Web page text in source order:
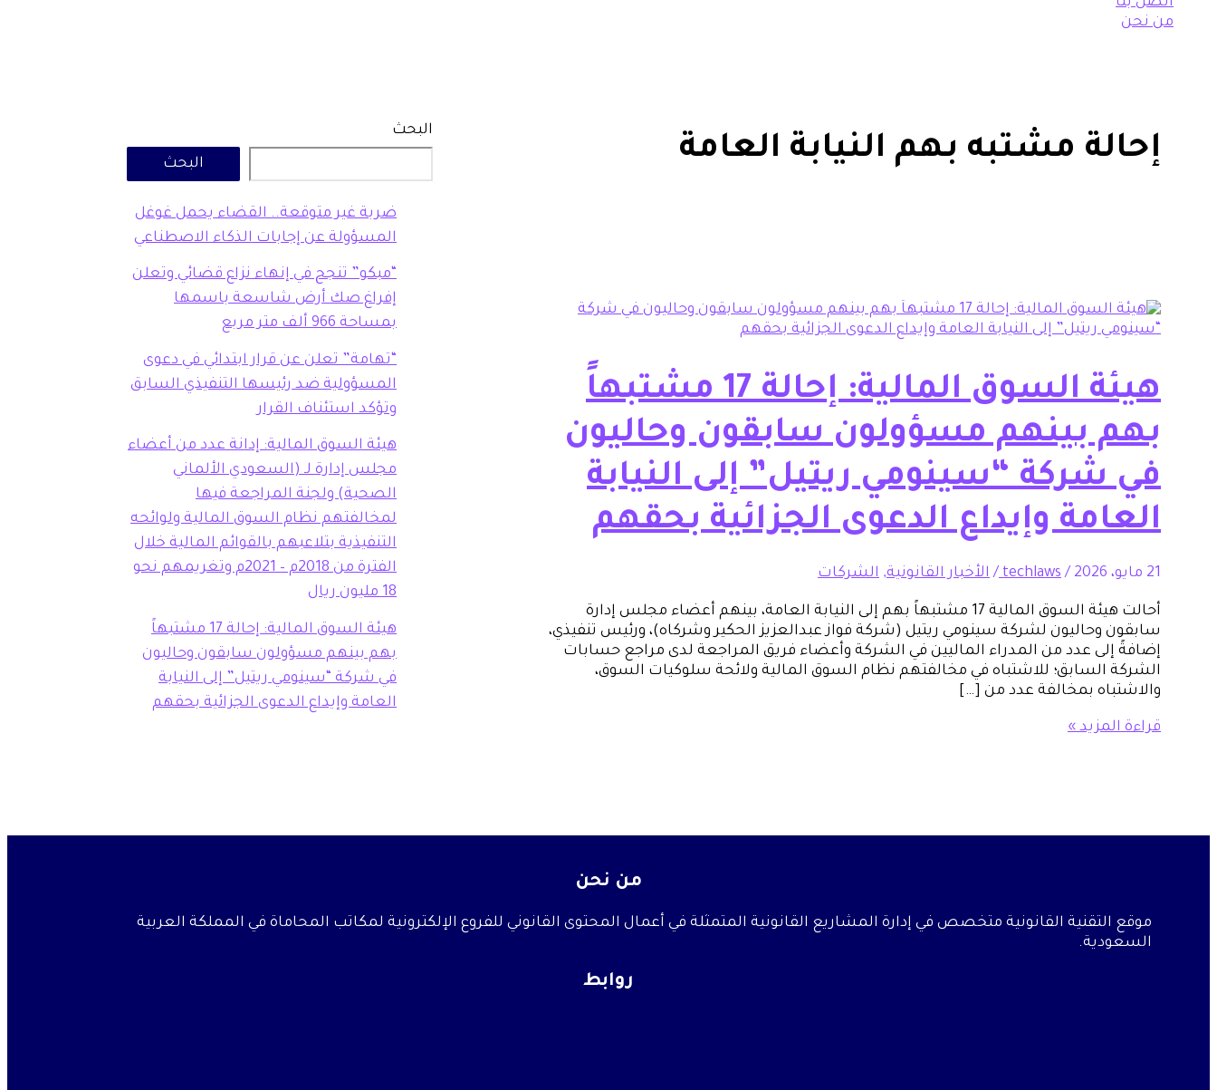
من نحن
إحالة مشتبه بهم النيابة العامة
هيئة السوق المالية: إحالة 17 مشتبهاً
بهم بينهم مسؤولون سابقون وحاليون
في شركة “سينومي ريتيل” إلى النيابة
العامة وإيداع الدعوى الجزائية بحقهم
21 مايو، 2026 /
techlaws
/الأخبار القانونية, الشركات
أحالت هيئة السوق المالية 17 مشتبهاً بهم إلى النيابة العامة، بينهم أعضاء مجلس إدارة
سابقون وحاليون لشركة سينومي ريتيل (شركة فواز عبدالعزيز الحكير وشركاه)، ورئيس تنفيذي،
إضافةً إلى عدد من المدراء الماليين في الشركة وأعضاء فريق المراجعة لدى مراجع حسابات
الشركة السابق؛ للاشتباه في مخالفتهم نظام السوق المالية ولائحة سلوكيات السوق،
والاشتباه بمخالفة عدد من […]
بحقهم
قراءة المزيد »
البحث
البحث
ضربة غير متوقعة.. القضاء يحمل غوغل
المسؤولة عن إجابات الذكاء الاصطناعي
“مبكو” تنجح في إنهاء نزاع قضائي وتعلن
إفراغ صك أرض شاسعة باسمها
بمساحة 966 ألف متر مربع
“تهامة” تعلن عن قرار ابتدائي في دعوى
المسؤولية ضد رئيسها التنفيذي السابق
وتؤكد استئناف القرار
هيئة السوق المالية: إدانة عدد من أعضاء
مجلس إدارة لـ (السعودي الألماني
الصحية) ولجنة المراجعة فيها
لمخالفتهم نظام السوق المالية ولوائحه
التنفيذية بتلاعبهم بالقوائم المالية خلال
الفترة من 2018م – 2021م وتغريمهم نحو
18 مليون ريال
هيئة السوق المالية: إحالة 17 مشتبهاً
بهم بينهم مسؤولون سابقون وحاليون
في شركة “سينومي ريتيل” إلى النيابة
العامة وإيداع الدعوى الجزائية بحقهم
من نحن
موقع التقنية القانونية متخصص في إدارة المشاريع القانونية المتمثلة في أعمال المحتوى القانوني للفروع الإلكترونية لمكاتب المحاماة في المملكة العربية
السعودية.
روابط